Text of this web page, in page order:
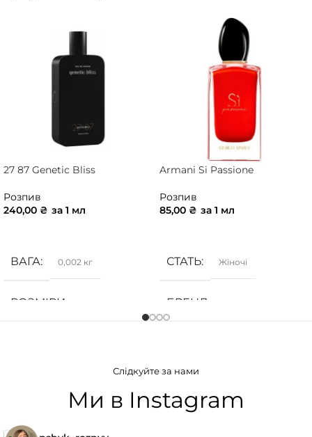
27 87 Genetic Bliss
Розпив
240,00 ₴ за 1 мл
ВАГА 0,002 кг
РОЗМІРИ
ГРУПА АРОМАТУ
Armani Si Passione
Розпив
85,00 ₴ за 1 мл
СТАТЬ Жіночі
БРЕНД
КОНЦЕНТРАЦІЯ
Слідкуйте за нами
Ми в Instagram